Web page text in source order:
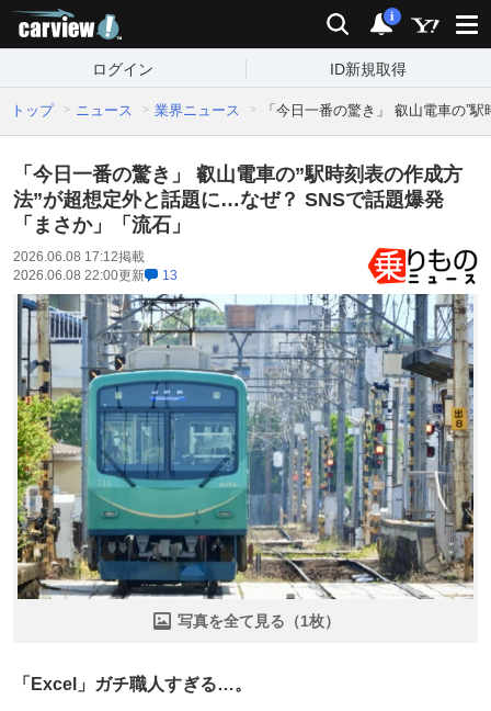
検索 通知
i
ログイン ID新規取得
トップ ニュース 業界ニュース 「今日一番の驚き」 叡山電車の”
「今日一番の驚き」 叡山電車の”駅時刻表の作成方
法”が超想定外と話題に…なぜ？ SNSで話題爆発
「まさか」「流石」
2026.06.08 17:12掲載
2026.06.08 22:00更新 13
写真を全て見る（1枚）
「Excel」ガチ職人すぎる…。